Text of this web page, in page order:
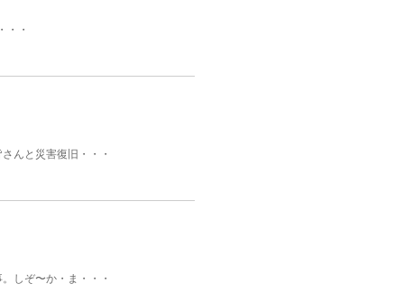
・・
んと災害復旧・・・
しぞ〜か・ま・・・